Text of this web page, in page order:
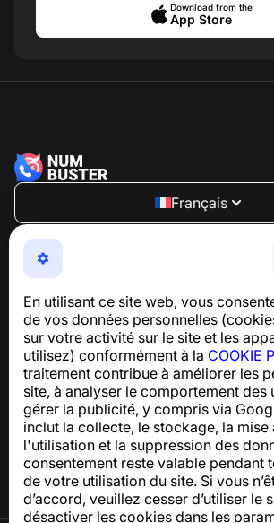
En utilisant ce site web, vous
de vos données personnelles
sur votre activité sur le site et les
utilisez) conformément à la COOKIE
traitement contribue à améliorer les
site, à analyser le comportement des
gérer la publicité, y compris via
inclut la collecte, le stockage, la mise
l'utilisation et la suppression des
consentement reste valable pendant
de votre utilisation du site. Si vous
d’accord, veuillez cesser d’utiliser le
désactiver les cookies dans les
Download from the
App Store
Français
NumBuster © 2013—2026 ·
Une application facile à utiliser qui
les arnaques téléphoniques, le spam et
Pour toute question concernant la
support@numbuster.com
Centre d’aide
Actualités et articles
À propos du projet
Contacts